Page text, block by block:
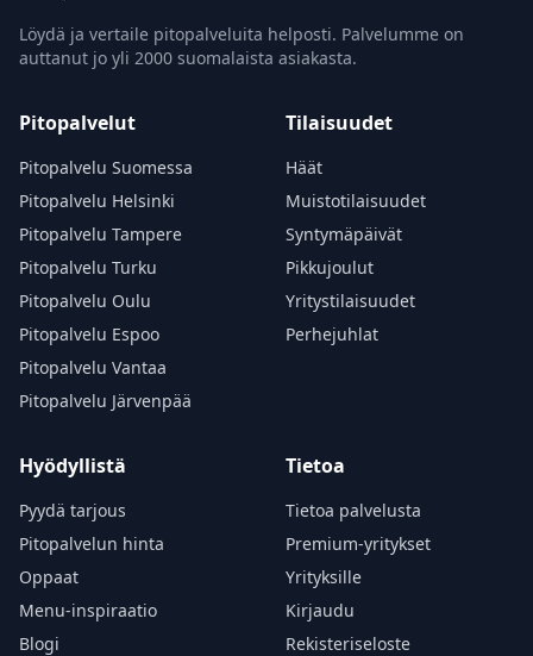
Löydä ja vertaile pitopalveluita helposti. Palvelumme on
auttanut jo yli 2000 suomalaista asiakasta.
Pitopalvelut
Pitopalvelu Suomessa
Pitopalvelu Helsinki
Pitopalvelu Tampere
Pitopalvelu Turku
Pitopalvelu Oulu
Pitopalvelu Espoo
Pitopalvelu Vantaa
Pitopalvelu Järvenpää
Tilaisuudet
Häät
Muistotilaisuudet
Syntymäpäivät
Pikkujoulut
Yritystilaisuudet
Perhejuhlat
Hyödyllistä
Pyydä tarjous
Pitopalvelun hinta
Oppaat
Menu-inspiraatio
Blogi
Tietoa
Tietoa palvelusta
Premium-yritykset
Yrityksille
Kirjaudu
Rekisteriseloste